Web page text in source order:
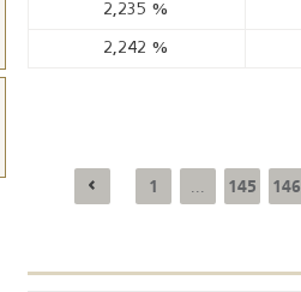
2,235 %
2,242 %
1 145 146